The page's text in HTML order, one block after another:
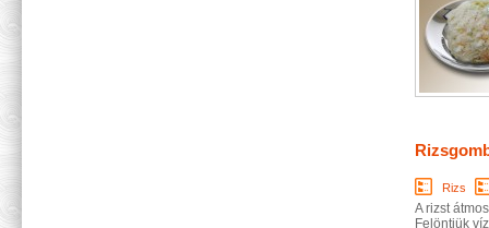
Rizs
A rizst
Felöntjük